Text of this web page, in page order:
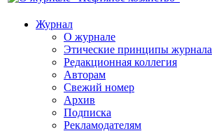
Журнал
О журнале
Этические принципы журнала
Редакционная коллегия
Авторам
Свежий номер
Архив
Подписка
Рекламодателям